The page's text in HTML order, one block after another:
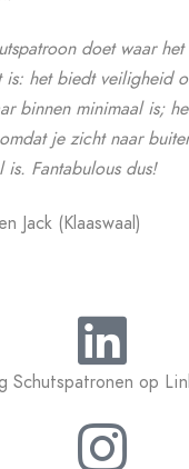
doet waar
is: het biedt veiligheid
binnen minimaal is;
je zicht naar
is. Fantabulous dus!
Jack (Klaaswaal)
Schutspatronen op